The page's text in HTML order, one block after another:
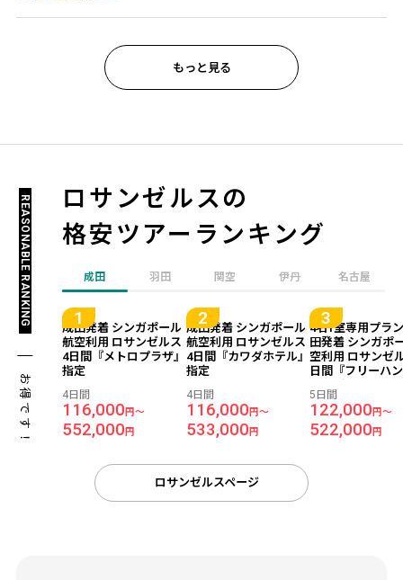
もっと見る
ロサンゼルスの
格安ツアーランキング
REASONABLE RANKING
お得です！
成田 羽田 関空 伊丹 名古屋
成田発着 シンガポール
航空利用 ロサンゼルス
4日間『メトロプラザ』
指定
4日間
116,000円～
552,000円
成田発着 シンガポール
航空利用 ロサンゼルス
4日間『カワダホテル』
指定
4日間
116,000 円～
533,000 円
4名1室専用プラ
田発着 シンガポ
空利用 ロサンゼ
日間『フリーハ
が2つあるお部屋
5日間
122,000円～
522,000円
ロサンゼルスページ